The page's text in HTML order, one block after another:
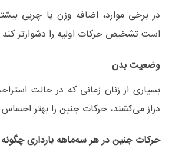
در برخی موارد، اضافه وزن یا چربی
است تشخیص حرکات اولیه را دشوارتر کند.
وضعیت بدن
بسیاری از زنان زمانی که در حالت
دراز می‌کشند، حرکات جنین را بهتر
حرکات جنین در هر سه‌ماهه بارداری